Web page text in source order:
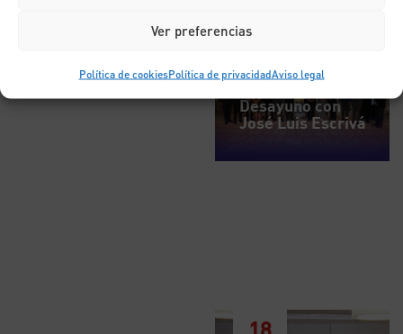
Ver preferencias
Política de cookiesPolítica de privacidadAviso legal
JUL
Desayuno con
José Luis Escrivá